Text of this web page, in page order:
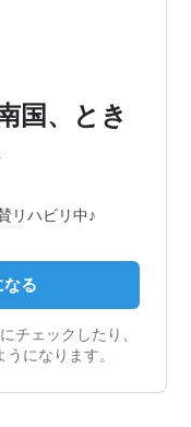
国、とき
リハビリ中♪
なる
チェックしたり、
になります。